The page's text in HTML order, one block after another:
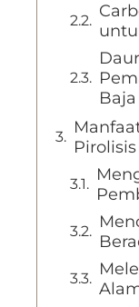
Baja